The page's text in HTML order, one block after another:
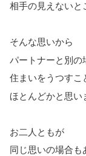
相手の見えないと
そんな思いから
パートナーと別の
住まいをうつすこ
ほとんどかと思い
お二人ともが
同じ思いの場合も